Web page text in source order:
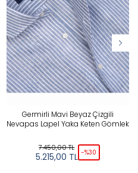
Germirli Mavi Beyaz Çizgili
Nevapas Lapel Yaka Keten Gömlek
7.450,00TL
5.215,00 TL -%30